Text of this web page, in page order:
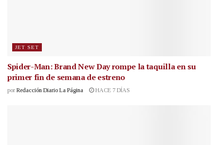
JET SET
Spider-Man: Brand New Day rompe la taquilla en su
primer fin de semana de estreno
por Redacción Diario La Página HACE 7 DÍAS